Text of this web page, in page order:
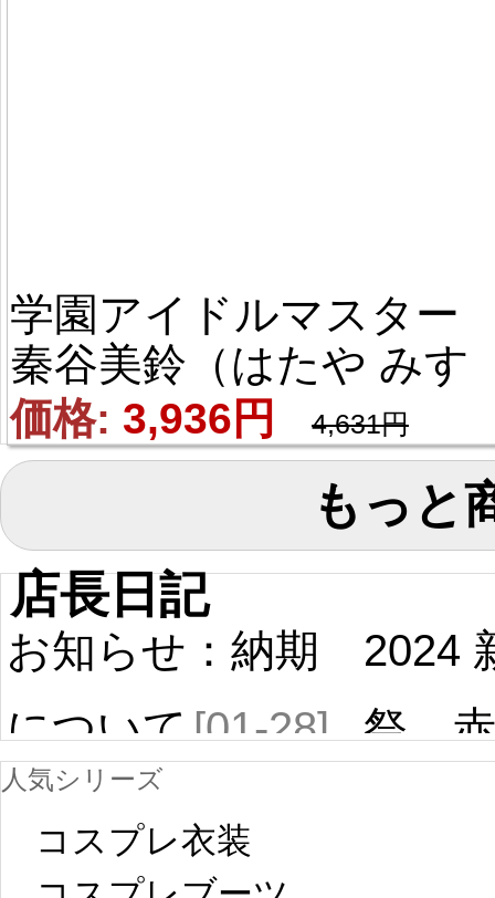
学園アイドルマスタ
秦谷美鈴‌（はたや みす
ず）‌風 コスプレウィ
グ
価格: 3,936円 4,631円
もっと
店長日記
お知らせ：納期
について[01-28]
中国旧正月の影
響で2024年2月5
2024
祭 赤
人気シリーズ
コスプレ衣装